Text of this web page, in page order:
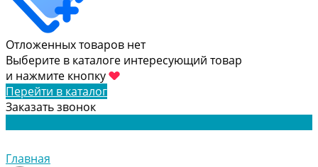
Отложенных товаров нет
Выберите в каталоге интересующий товар
и нажмите кнопку
Перейти в каталог
Заказать звонок
Главная